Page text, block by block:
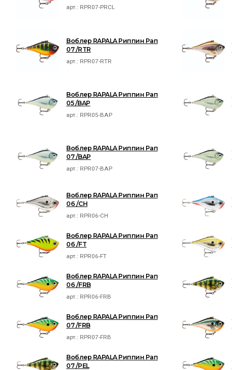
арт.: RPR07-PRCL
Воблер RAPALA Риппин Рап
07 /RTR
арт.: RPR07-RTR
Воблер RAPALA Риппин Рап
05 /BAP
арт.: RPR05-BAP
Воблер RAPALA Риппин Рап
07 /BAP
арт.: RPR07-BAP
Воблер RAPALA Риппин Рап
06 /CH
арт.: RPR06-CH
Воблер RAPALA Риппин Рап
06 /FT
арт.: RPR06-FT
Воблер RAPALA Риппин Рап
06 /FRB
арт.: RPR06-FRB
Воблер RAPALA Риппин Рап
07 /FRB
арт.: RPR07-FRB
Воблер RAPALA Риппин Рап
07 /PEL